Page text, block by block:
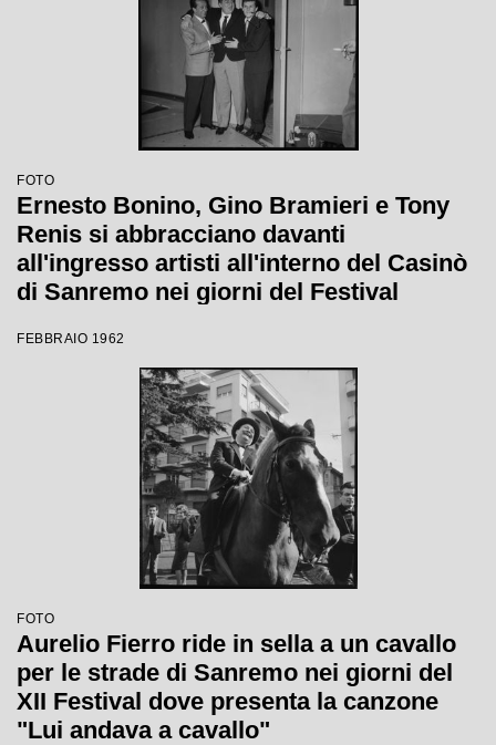
FOTO
Ernesto Bonino, Gino Bramieri e Tony
Renis si abbracciano davanti
all'ingresso artisti all'interno del Casinò
di Sanremo nei giorni del Festival
FEBBRAIO 1962
FOTO
Aurelio Fierro ride in sella a un cavallo
per le strade di Sanremo nei giorni del
XII Festival dove presenta la canzone
"Lui andava a cavallo"